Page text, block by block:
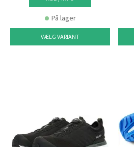
På lager
VÆLG VARIANT